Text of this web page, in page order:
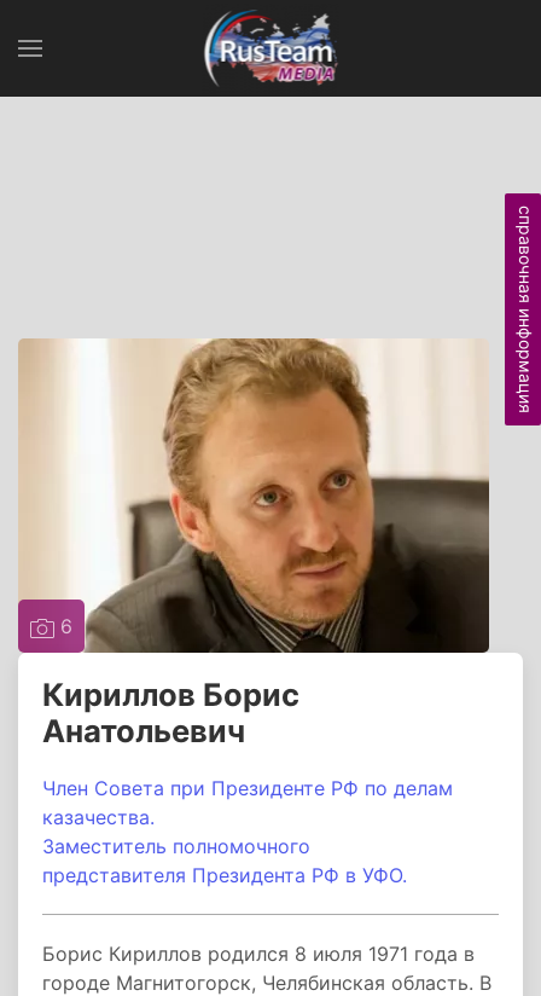
6
Кириллов Борис
Анатольевич
Член Совета при Президенте РФ по делам
казачества.
Заместитель полномочного
представителя Президента РФ в УФО.
Борис Кириллов родился 8 июля 1971 года в
городе Магнитогорск, Челябинская область. В
справочная информация